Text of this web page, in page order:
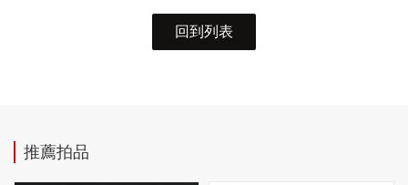
回到列表
推薦拍品